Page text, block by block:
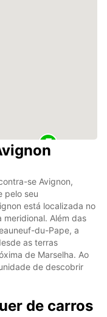
se Avignon,
pelo seu
está localizada no
Além das
du-Pape, a
as terras
de Marselha. Ao
de descobrir
de carros